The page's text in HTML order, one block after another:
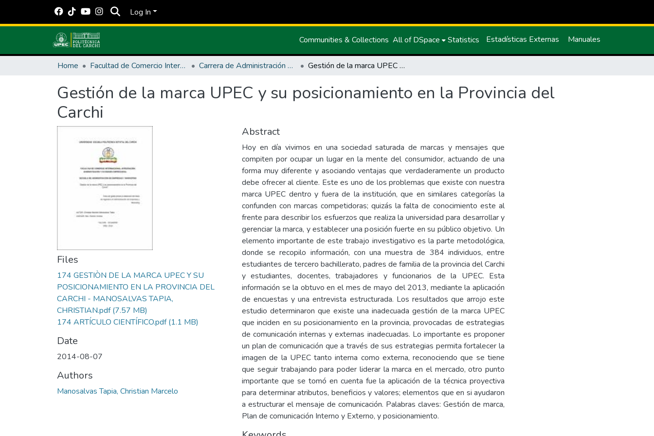
Log In
Communities & Collections All of DSpace Statistics Estadísticas Externas Manuales
Home Facultad de Comercio Internacional, Integración, Administración y Economía Empresarial Carrera de Administración de Empresas y Marketing Gestión de la marca UPEC y su posicionamiento en la Provincia del Carchi
Gestión de la marca UPEC y su posicionamiento en la Provincia del
Carchi
Files
174 GESTIÒN DE LA MARCA UPEC Y SU
POSICIONAMIENTO EN LA PROVINCIA DEL
CARCHI - MANOSALVAS TAPIA,
CHRISTIAN.pdf(7.57 MB)
174 ARTÍCULO CIENTÍFICO.pdf(1.1 MB)
Date
2014-08-07
Authors
Manosalvas Tapia, Christian Marcelo
Abstract
Hoy en día vivimos en una sociedad saturada de marcas y mensajes que
compiten por ocupar un lugar en la mente del consumidor, actuando de una
forma muy diferente y asociando ventajas que verdaderamente un producto
debe ofrecer al cliente. Este es uno de los problemas que existe con nuestra
marca UPEC dentro y fuera de la institución, que en similares categorías la
confunden con marcas competidoras; quizás la falta de conocimiento este al
frente para describir los esfuerzos que realiza la universidad para desarrollar y
gerenciar la marca, y establecer una posición fuerte en su público objetivo. Un
elemento importante de este trabajo investigativo es la parte metodológica,
donde se recopilo información, con una muestra de 384 individuos, entre
estudiantes de tercero bachillerato, padres de familia de la provincia del Carchi
y estudiantes, docentes, trabajadores y funcionarios de la UPEC. Esta
información se la obtuvo en el mes de mayo del 2013, mediante la aplicación
de encuestas y una entrevista estructurada. Los resultados que arrojo este
estudio determinaron que existe una inadecuada gestión de la marca UPEC
que inciden en su posicionamiento en la provincia, provocadas de estrategias
de comunicación internas y externas inadecuadas. Lo importante es proponer
un plan de comunicación que a través de sus estrategias permita fortalecer la
imagen de la UPEC tanto interna como externa, reconociendo que se tiene
que seguir trabajando para poder liderar la marca en el mercado, otro punto
importante que se tomó en cuenta fue la aplicación de la técnica proyectiva
para determinar atributos, beneficios y valores; elementos que en si ayudaron
a estructurar el mensaje de comunicación. Palabras claves: Gestión de marca,
Plan de comunicación Interno y Externo, y posicionamiento.